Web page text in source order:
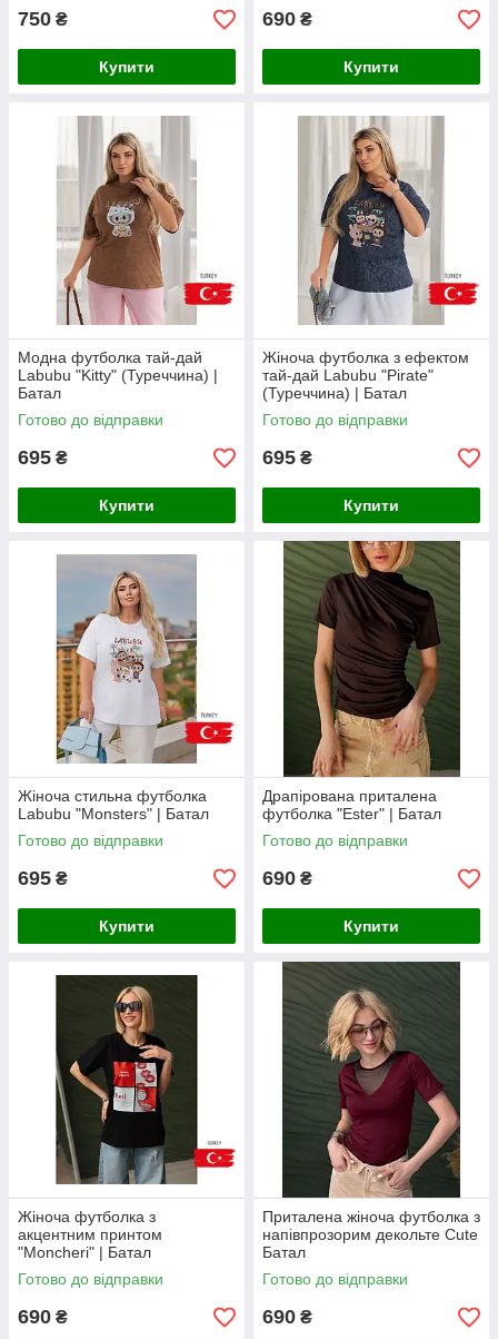
750 ₴
Купити
690 ₴
Купити
Модна футболка тай-дай
Labubu "Kitty" (Туреччина) |
Батал
Готово до відправки
695 ₴
Купити
Жіноча футболка з ефектом
тай-дай Labubu "Pirate"
(Туреччина) | Батал
Готово до відправки
695 ₴
Купити
Жіноча стильна футболка
Labubu "Monsters" | Батал
Готово до відправки
695 ₴
Купити
Драпірована приталена
футболка "Ester" | Батал
Готово до відправки
690 ₴
Купити
Жіноча футболка з
акцентним принтом
"Moncheri" | Батал
Готово до відправки
690 ₴
Приталена жіноча футболка з
напівпрозорим декольте Cute
Батал
Готово до відправки
690 ₴